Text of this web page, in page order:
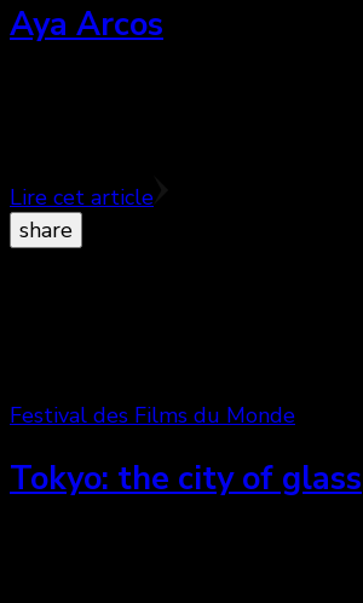
Aya Arcos
Lire cet article
share
Festival des Films du Monde
Tokyo: the city of glass